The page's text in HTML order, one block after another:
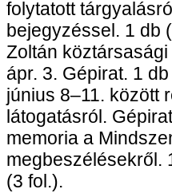
folytatott
bejegyzéssel. 1 db
Zoltán
ápr. 3. Gépirat. 1
június 8–11. között
látogatásról.
memoria a
megbeszélésekről.
(3 fol.).